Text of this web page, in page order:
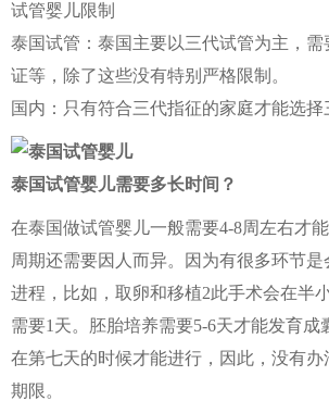
试管婴儿限制
泰国试管：泰国主要以三代试管为主，
证等，除了这些没有特别严格限制。
国内：只有符合三代指征的家庭才能选择
泰国试管婴儿需要多长时间？
在泰国做试管婴儿一般需要4-8周左右才
周期还需要因人而异。因为有很多环节
进程，比如，取卵和移植2此手术会在半
需要1天。胚胎培养需要5-6天才能发育成
在第七天的时候才能进行，因此，没有办
期限。